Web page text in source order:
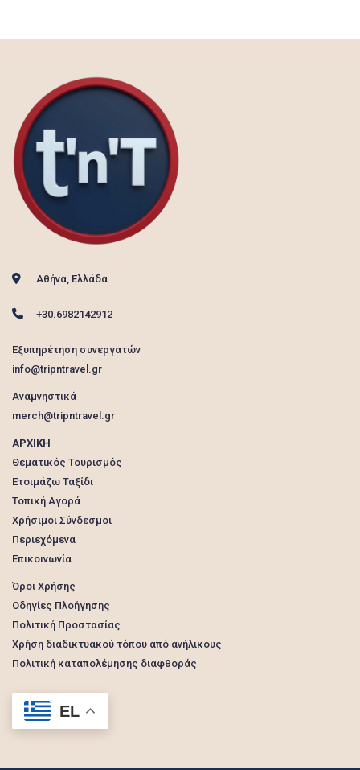
Αθήνα, Ελλάδα
+30.6982142912
Εξυπηρέτηση συνεργατών
info@tripntravel.gr
Αναμνηστικά
merch@tripntravel.gr
ΑΡΧΙΚΗ
Θεματικός Τουρισμός
Ετοιμάζω Ταξίδι
Τοπική Αγορά
Χρήσιμοι Σύνδεσμοι
Περιεχόμενα
Επικοινωνία
Όροι Χρήσης
Οδηγίες Πλοήγησης
Πολιτική Προστασίας
Χρήση διαδικτυακού τόπου από ανήλικους
Πολιτική καταπολέμησης διαφθοράς
EL